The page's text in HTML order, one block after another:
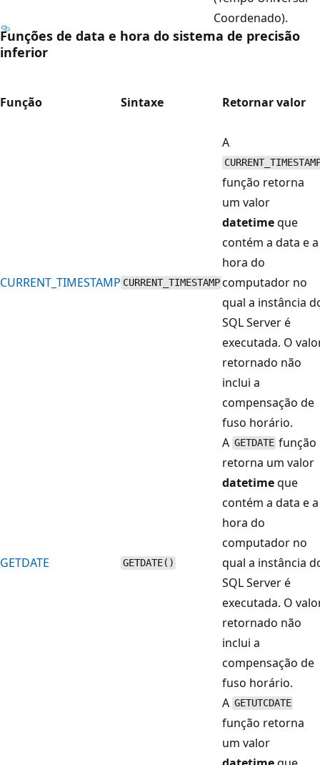
Coordenado).
Funções de data e hora do sistema de precisão
inferior
Função Sintaxe Retornar valor
CURRENT_TIMESTAMP CURRENT_TIMESTAMP
A
função retorna
um valor
datetimeque
contém a data e a
hora do
computador no
qual a instância
SQL Server é
executada. O
retornado não
inclui a
compensação de
fuso horário.
GETDATE GETDATE()
A GETDATE função
retorna um valor
datetimeque
contém a data e a
hora do
computador no
qual a instância
SQL Server é
executada. O
retornado não
inclui a
compensação de
fuso horário.
A GETUTCDATE
função retorna
um valor